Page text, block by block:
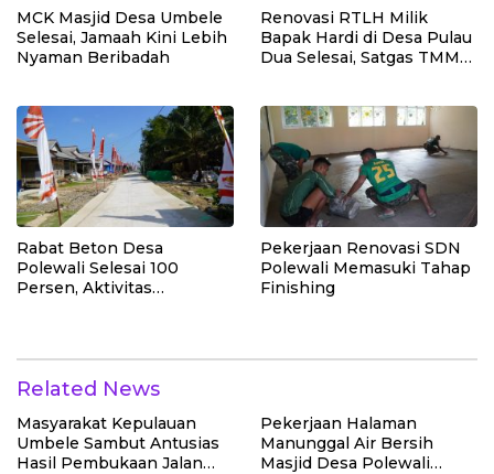
MCK Masjid Desa Umbele
Selesai, Jamaah Kini Lebih
Nyaman Beribadah
Renovasi RTLH Milik
Bapak Hardi di Desa Pulau
Dua Selesai, Satgas TMMD
Rabat Beton Desa
Polewali Selesai 100
Persen, Aktivitas
Pekerjaan Renovasi SDN
Polewali Memasuki Tahap
Finishing
Related News
Masyarakat Kepulauan
Umbele Sambut Antusias
Hasil Pembukaan Jalan
Pekerjaan Halaman
Manunggal Air Bersih
Masjid Desa Polewali